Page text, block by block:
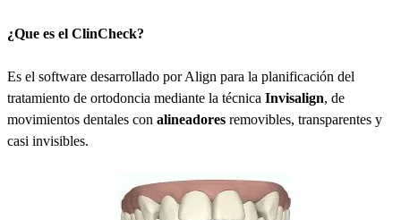
¿Que es el ClinCheck?
Es el software desarrollado por Align para la planificación del
tratamiento de ortodoncia mediante la técnica Invisalign, de
movimientos dentales con alineadores removibles, transparentes y
casi invisibles.